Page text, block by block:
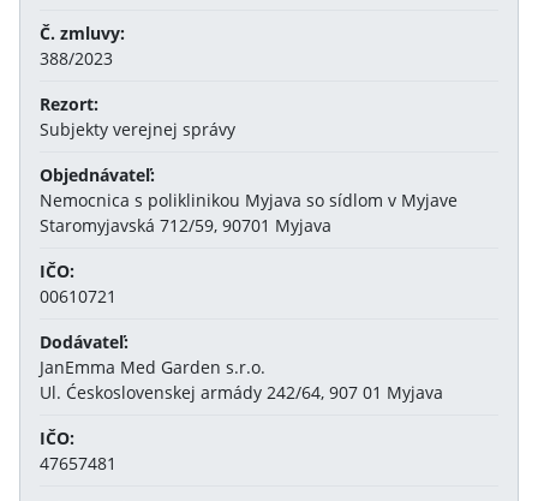
Č. zmluvy:
388/2023
Rezort:
Subjekty verejnej správy
Objednávateľ:
Nemocnica s poliklinikou Myjava so sídlom v Myjave
Staromyjavská 712/59, 90701 Myjava
IČO:
00610721
Dodávateľ:
JanEmma Med Garden s.r.o.
Ul. Ćeskoslovenskej armády 242/64, 907 01 Myjava
IČO:
47657481